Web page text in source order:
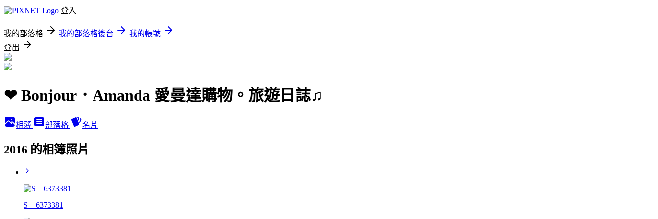
登入
我的部落格 我的部落格後台
我的帳號
登出
❤ Bonjour．Amanda 愛曼達購物。旅遊日誌♫
相簿 部落格 名片
2016 的相簿照片
S__6373381